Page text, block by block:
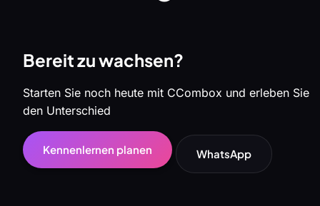
Bereit zu wachsen?
Starten Sie noch heute mit CCombox und erleben Sie
den Unterschied
Kennenlernen planen WhatsApp